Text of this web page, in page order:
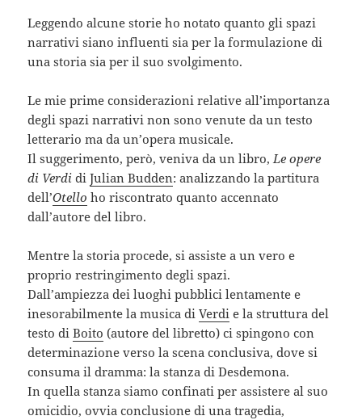
Leggendo alcune storie ho notato quanto gli spazi
narrativi siano influenti sia per la formulazione di
una storia sia per il suo svolgimento.
Le mie prime considerazioni relative all’importanza
degli spazi narrativi non sono venute da un testo
letterario ma da un’opera musicale.
Il suggerimento, però, veniva da un libro, Le opere
di Verdi diJulian Budden: analizzando la partitura
dell’Otello ho riscontrato quanto accennato
dall’autore del libro.
Mentre la storia procede, si assiste a un vero e
proprio restringimento degli spazi.
Dall’ampiezza dei luoghi pubblici lentamente e
inesorabilmente la musica diVerdi e la struttura del
testo diBoito (autore del libretto) ci spingono con
determinazione verso la scena conclusiva, dove si
consuma il dramma: la stanza di Desdemona.
In quella stanza siamo confinati per assistere al suo
omicidio, ovvia conclusione di una tragedia,